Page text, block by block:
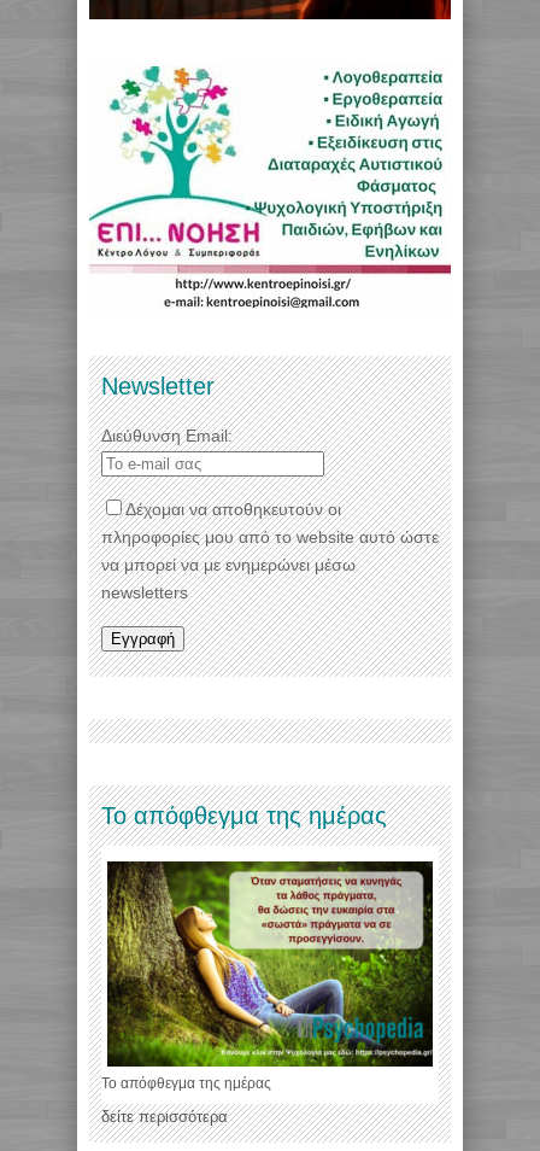
Newsletter
Διεύθυνση Email:
Δέχομαι να αποθηκευτούν οι
πληροφορίες μου από το website αυτό ώστε
να μπορεί να με ενημερώνει μέσω
newsletters
Το απόφθεγμα της ημέρας
Το απόφθεγμα της ημέρας
δείτε περισσότερα